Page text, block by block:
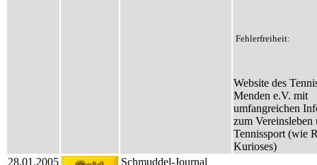
Fehlerfreiheit:
Website des
Menden e.V. mit
umfangreichen
zum Vereinsleben
Tennissport (wie
Kurioses)
28.01.2005
Schmuddel-Journal